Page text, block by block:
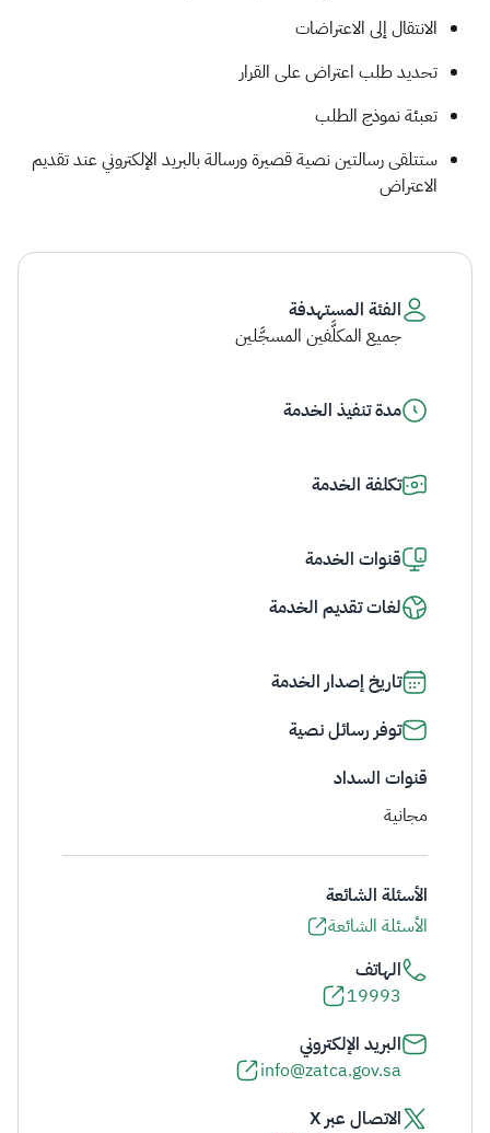
الانتقال إلى الاعتراضات
تحديد طلب اعتراض على القرار
تعبئة نموذج الطلب
ستتلقى رسالتين نصية قصيرة ورسالة بالبريد الإلكتروني عند تقديم
الاعتراض​
الفئة المستهدفة
جميع المكلَّفين المسجَّلين
مدة تنفيذ الخدمة
تكلفة الخدمة
قنوات الخدمة
لغات تقديم الخدمة
تاريخ إصدار الخدمة
توفر رسائل نصية
قنوات السداد
مجانية
الأسئلة الشائعة
الأسئلة الشائعة
الهاتف
19993
البريد الإلكتروني
info@zatca.gov.sa
الاتصال عبر X